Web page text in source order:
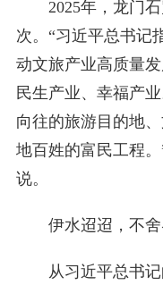
2025年，龙门
次。“习近平总书记
动文旅产业高质量
民生产业、幸福产
向往的旅游目的地
地百姓的富民工程
说。
伊水迢迢，不
从习近平总书